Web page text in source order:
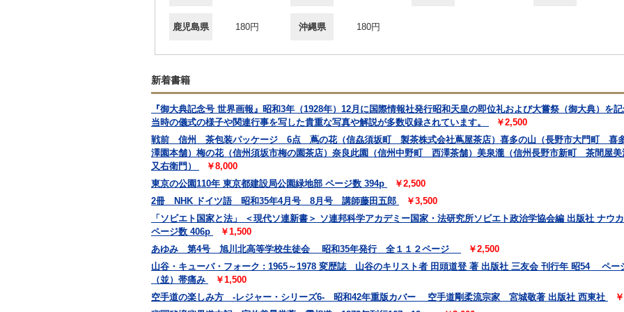
鹿児島県 180円 沖縄県 180円
新着書籍
『御大典記念号 世界画報』昭和3年（1928年）12月に国際情報社発行昭和天皇の即位礼および大嘗祭（御大典）を
当時の儀式の様子や関連行事を写した貴重な写真や解説が多数収録されています。
￥2,500
戦前 信州 茶包装パッケージ 6点 蔦の花（信劦須坂町 製茶株式会社蔦屋茶店）喜多の山（長野市大門町 喜
澤園本舗）梅の花（信州須坂市梅の園茶店）奈良此園（信州中野町 西澤茶舗）美泉瀧（信州長野市新町 茶間屋
又右衛門）
￥8,000
東京の公園110年 東京都建設局公園緑地部 ページ数 394p
￥2,500
2冊 NHK ドイツ語 昭和35年4月号 8月号 講師藤田五郎
￥3,500
「ソビエト国家と法」 ＜現代ソ連新書＞ ソ連邦科学アカデミー国家・法研究所ソビエト政治学協会編 出版社 ナウ
ページ数 406p
￥1,500
あゆみ 第4号 旭川北高等学校生徒会 昭和35年発行 全１１２ページ
￥2,500
山谷・キューバ・フォーク : 1965～1978 変歴誌 山谷のキリスト者 田頭道登 著 出版社 三友会 刊行年 昭54 ペー
（並）帯痛み
￥1,500
空手道の楽しみ方 -レジャー・シリーズ6- 昭和42年重版カバー 空手道剛柔流宗家 宮城敬著 出版社 西東社